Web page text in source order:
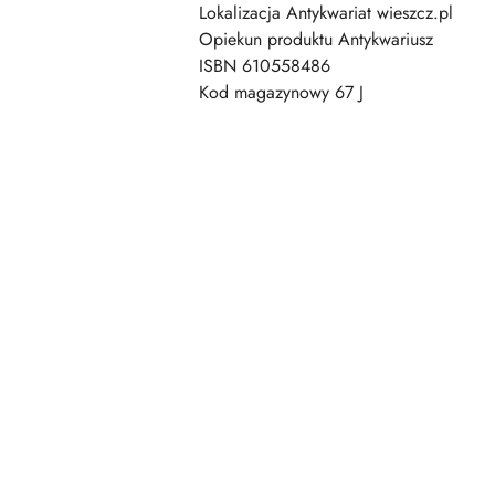
Lokalizacja Antykwariat wieszcz.pl
Opiekun produktu Antykwariusz
ISBN 610558486
Kod magazynowy 67 J